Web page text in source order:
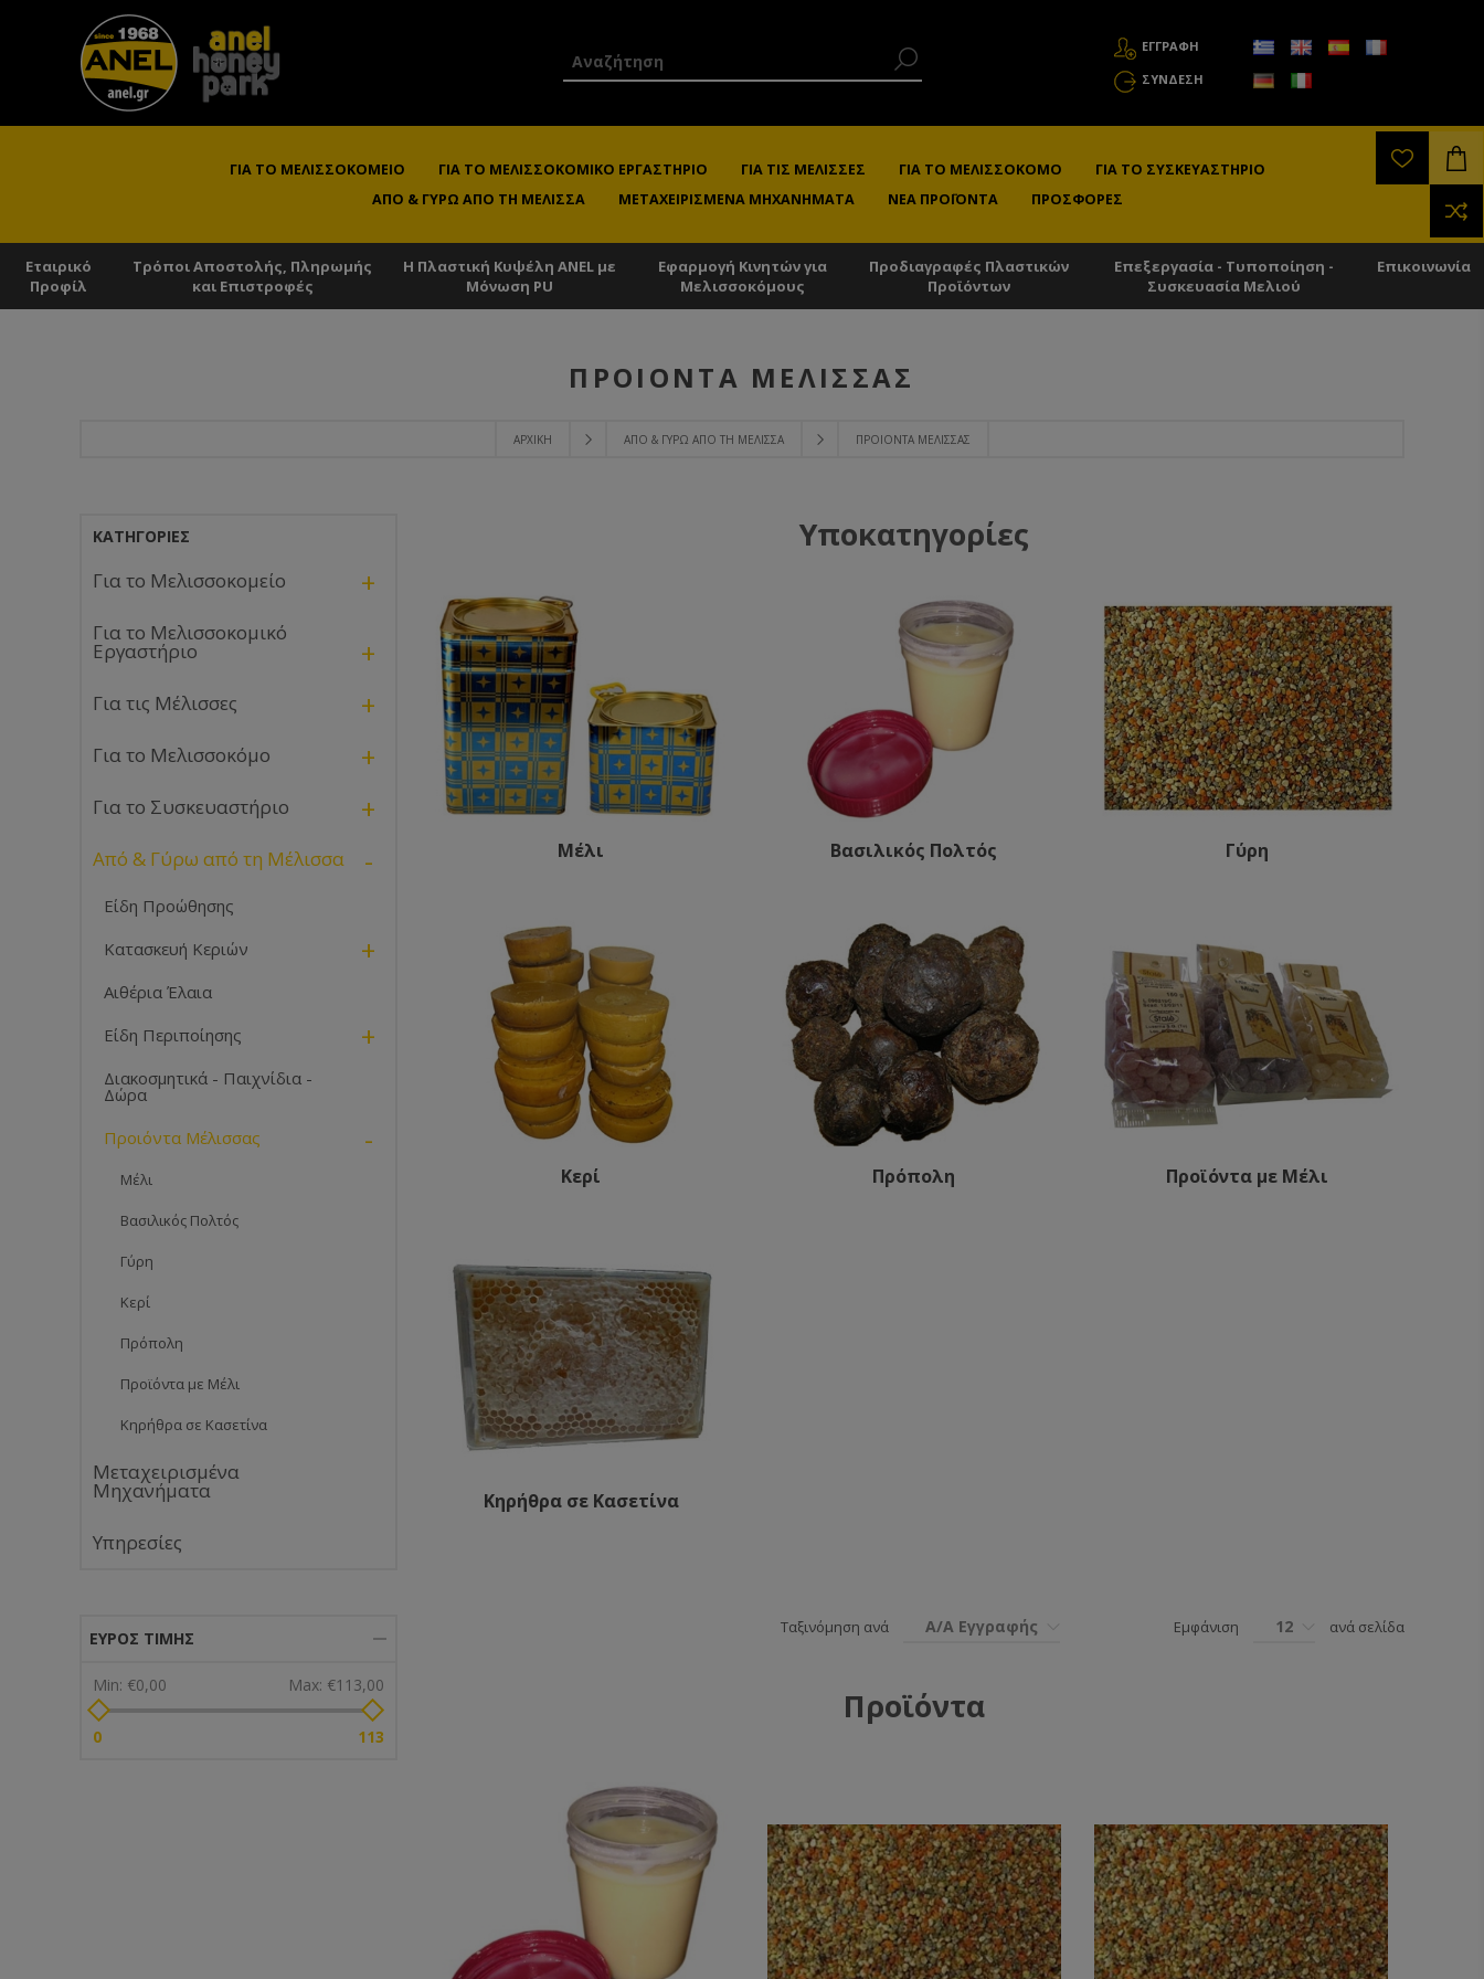
ΕΓΓΡΑΦΗ
ΣΎΝΔΕΣΗ
ΓΙΑ ΤΟ ΜΕΛΙΣΣΟΚΟΜΕΊΟ ΓΙΑ ΤΟ ΜΕΛΙΣΣΟΚΟΜΙΚΌ ΕΡΓΑΣΤΉΡΙΟ ΓΙΑ ΤΙΣ ΜΈΛΙΣΣΕΣ ΓΙΑ ΤΟ ΜΕΛΙΣΣΟΚΌΜΟ
ΓΙΑ ΤΟ ΣΥΣΚΕΥΑΣΤΉΡΙΟ
ΑΠΌ & ΓΎΡΩ ΑΠΌ ΤΗ ΜΈΛΙΣΣΑ
ΜΕΤΑΧΕΙΡΙΣΜΈΝΑ ΜΗΧΑΝΉΜΑΤΑ ΝΈΑ ΠΡΟΪΌΝΤΑ ΠΡΟΣΦΟΡΈΣ
Εταιρικό
Προφίλ
Τρόποι Αποστολής, Πληρωμής
και Επιστροφές
Η Πλαστική Κυψέλη ANEL με
Μόνωση PU
Εφαρμογή Κινητών για
Μελισσοκόμους
Προδιαγραφές Πλαστικών
Προϊόντων
Επεξεργασία - Τυποποίηση -
Συσκευασία Μελιού
Επικοινωνία
ΑΡΧΙΚΉ ΑΠΌ & ΓΎΡΩ ΑΠΌ ΤΗ ΜΈΛΙΣΣΑ ΠΡΟΙΌΝΤΑ ΜΈΛΙΣΣΑΣ
ΠΡΟΙΌΝΤΑ ΜΈΛΙΣΣΑΣ
Υποκατηγορίες
Μέλι Βασιλικός Πολτός Γύρη
Κερί Πρόπολη Προϊόντα με Μέλι
Κηρήθρα σε Κασετίνα
Ταξινόμηση ανά Α/Α Εγγραφής Εμφάνιση 12 ανά σελίδα
Προϊόντα
ΚΑΤΗΓΟΡΊΕΣ
Για το Μελισσοκομείο +
Για το Μελισσοκομικό
Εργαστήριο +
Για τις Μέλισσες +
Για το Μελισσοκόμο +
Για το Συσκευαστήριο +
Από & Γύρω από τη Μέλισσα -
Είδη Προώθησης
Κατασκευή Κεριών
+
Αιθέρια Έλαια
Είδη Περιποίησης
+
Διακοσμητικά - Παιχνίδια -
Δώρα
Προιόντα Μέλισσας
-
Μέλι
Βασιλικός Πολτός
Γύρη
Κερί
Πρόπολη
Προϊόντα με Μέλι
Κηρήθρα σε Κασετίνα
Μεταχειρισμένα
Μηχανήματα
Υπηρεσίες
ΕΎΡΟΣ ΤΙΜΉΣ
Min: €0,00 Max: €113,00
0 113